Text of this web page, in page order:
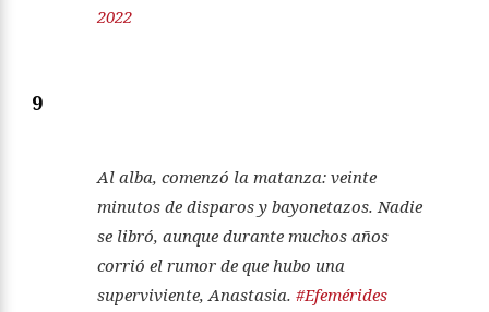
2022
9
Al alba, comenzó la matanza: veinte
minutos de disparos y bayonetazos. Nadie
se libró, aunque durante muchos años
corrió el rumor de que hubo una
superviviente, Anastasia. #Efemérides